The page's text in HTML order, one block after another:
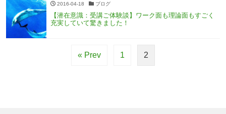
2016-04-18 ブログ
【潜在意識：受講ご体験談】ワーク面も理論面もすごく
充実していて驚きました！
« Prev 1 2